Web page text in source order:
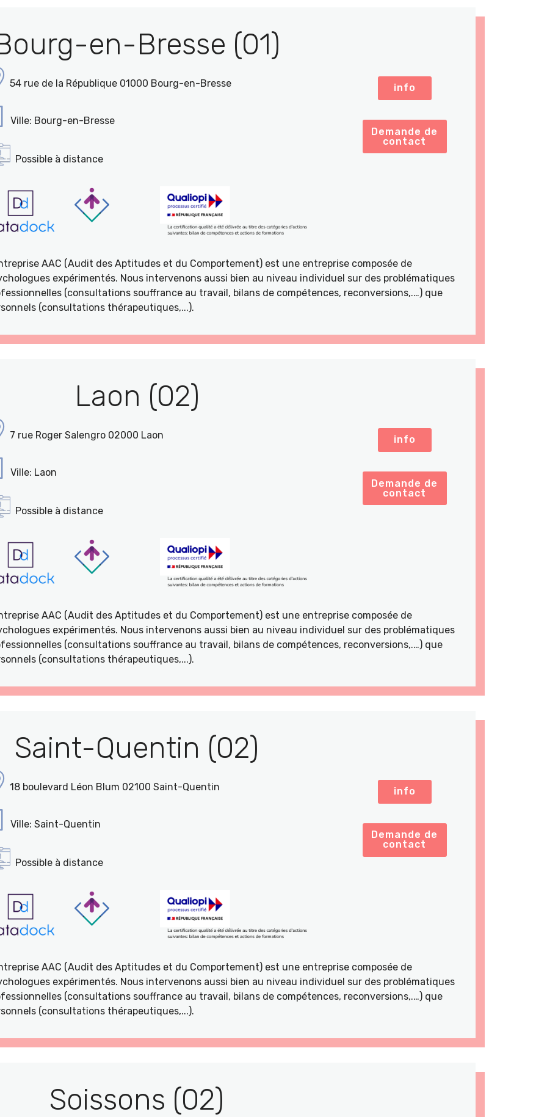
en-Bresse (01)
54 rue de la République 01000 Bourg-en-Bresse
Ville: Bourg-en-Bresse
Possible à distance
info
Demande de
contact
AAC (Audit des Aptitudes et du Comportement) est une entreprise composée de
expérimentés. Nous intervenons aussi bien au niveau individuel sur des problématiques
(consultations souffrance au travail, bilans de compétences, reconversions,.…) que
(consultations thérapeutiques,...).
Laon (02)
7 rue Roger Salengro 02000 Laon
Ville: Laon
Possible à distance
info
Demande de
contact
AAC (Audit des Aptitudes et du Comportement) est une entreprise composée de
expérimentés. Nous intervenons aussi bien au niveau individuel sur des problématiques
(consultations souffrance au travail, bilans de compétences, reconversions,.…) que
(consultations thérapeutiques,...).
Saint-Quentin (02)
18 boulevard Léon Blum 02100 Saint-Quentin
Ville: Saint-Quentin
Possible à distance
info
Demande de
contact
AAC (Audit des Aptitudes et du Comportement) est une entreprise composée de
expérimentés. Nous intervenons aussi bien au niveau individuel sur des problématiques
(consultations souffrance au travail, bilans de compétences, reconversions,.…) que
(consultations thérapeutiques,...).
Soissons (02)